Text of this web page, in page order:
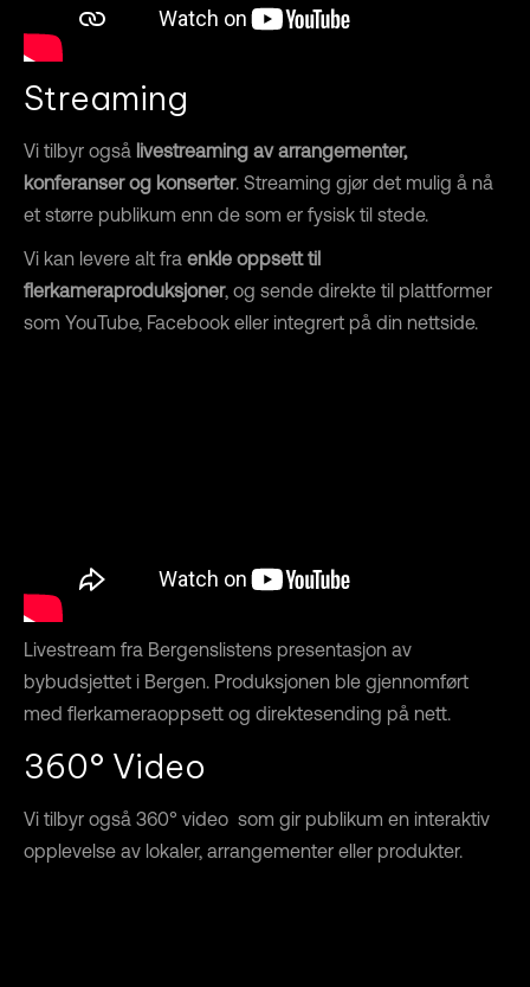
Streaming
Vi tilbyr også livestreaming av arrangementer,
konferanser og konserter. Streaming gjør det mulig å nå
et større publikum enn de som er fysisk til stede.
Vi kan levere alt fra enkle oppsett til
flerkameraproduksjoner, og sende direkte til plattformer
som YouTube, Facebook eller integrert på din nettside.
Livestream fra Bergenslistens presentasjon av
bybudsjettet i Bergen. Produksjonen ble gjennomført
med flerkameraoppsett og direktesending på nett.
360° Video
Vi tilbyr også 360° video som gir publikum en interaktiv
opplevelse av lokaler, arrangementer eller produkter.